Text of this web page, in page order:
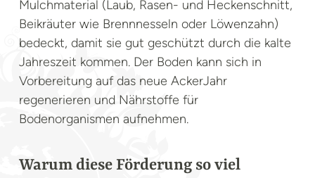
Mulchmaterial (Laub, Rasen- und Heckenschnitt,
Beikräuter wie Brennnesseln oder Löwenzahn)
bedeckt, damit sie gut geschützt durch die kalte
Jahreszeit kommen. Der Boden kann sich in
Vorbereitung auf das neue AckerJahr
regenerieren und Nährstoffe für
Bodenorganismen aufnehmen.
Warum diese Förderung so viel